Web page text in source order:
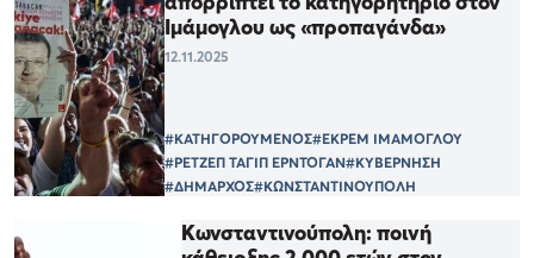
Ιμάμογλου ως «προπαγάνδα»
12.11.2025
#ΚΑΤΗΓΟΡΟΥΜΕΝΟΣ#ΕΚΡΕΜ ΙΜΑΜΟΓΛΟΥ
#ΡΕΤΖΕΠ ΤΑΓΙΠ ΕΡΝΤΟΓΑΝ#ΚΥΒΕΡΝΗΣΗ
#ΔΗΜΑΡΧΟΣ#ΚΩΝΣΤΑΝΤΙΝΟΥΠΟΛΗ
Κωνσταντινούπολη: ποινή